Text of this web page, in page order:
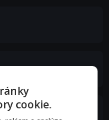
cookie.